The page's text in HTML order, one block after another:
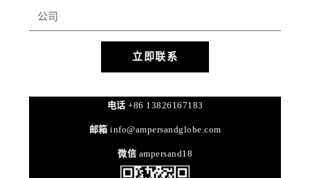
立即联系
电话 +86 13826167183
邮箱 info@ampersandglobe.com
微信 ampersand18